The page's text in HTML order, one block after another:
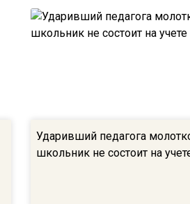
Ударивший педагога
школьник не состоит на